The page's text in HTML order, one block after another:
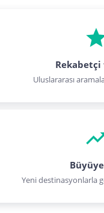
Uluslararası
Yeni destinasyonlarla